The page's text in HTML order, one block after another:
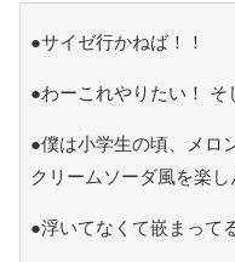
●サイゼ行かねば！！
●わーこれやりたい！
●僕は小学生の頃、メロ
クリームソーダ風を楽し
●浮いてなくて嵌まって